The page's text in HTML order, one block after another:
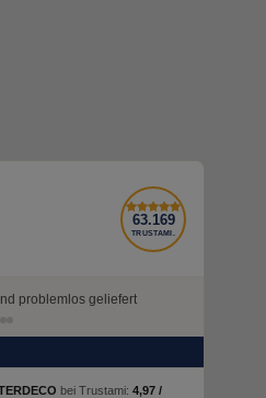
63.169
TRUSTAMI.
problemlos geliefert
bei Trustami: 4,97 /